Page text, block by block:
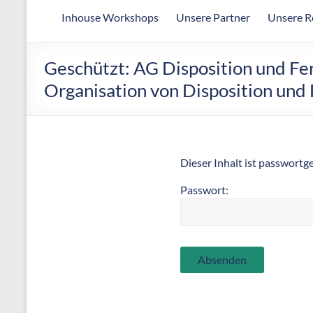
Inhouse Workshops Unsere Partner Unsere
Geschützt: AG Disposition und
Organisation von Disposition
Dieser Inhalt ist
Passwort: